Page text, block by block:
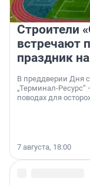
Строители
встречают
праздник
В преддверии Дня
„Терминал-
поводах для
7 августа, 18:00